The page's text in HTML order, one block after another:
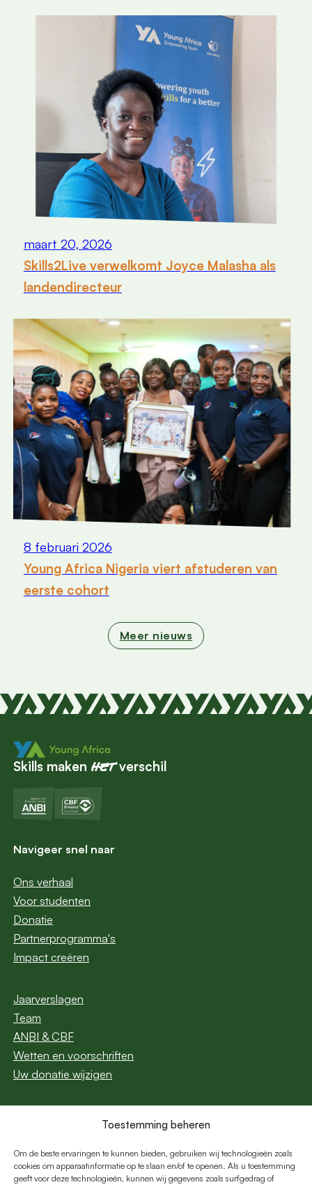
Toestemming beheren
Om de beste ervaringen te kunnen bieden, gebruiken wij technologieën zoals
cookies om apparaatinformatie op te slaan en/of te openen. Als u toestemming
geeft voor deze technologieën, kunnen wij gegevens zoals surfgedrag of
maart 20, 2026
Skills2Live verwelkomt Joyce Malasha als
landendirecteur
8 februari 2026
Young Africa Nigeria viert afstuderen van
eerste cohort
Meer nieuws
Skills maken hetverschil
Navigeer snel naar
Ons verhaal
Voor studenten
Donatie
Partnerprogramma's
Impact creëren
Jaarverslagen
Team
ANBI & CBF
Wetten en voorschriften
Uw donatie wijzigen
Abonneer u op onze nieuwsbrief
E-